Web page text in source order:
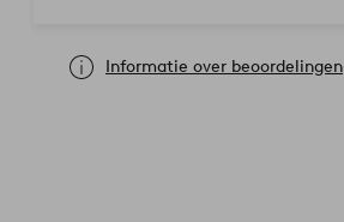
Informatie over beoordelingen